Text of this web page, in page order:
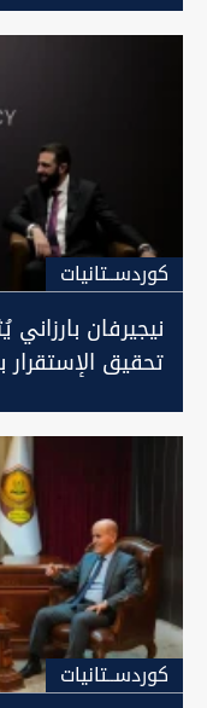
كوردســتانيات
نيجيرفان
تحقيق الإستقرار
كوردســتانيات